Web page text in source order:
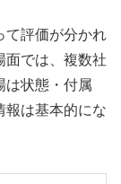
て評価が分かれ
面では、複数社
は状態・付属
報は基本的にな